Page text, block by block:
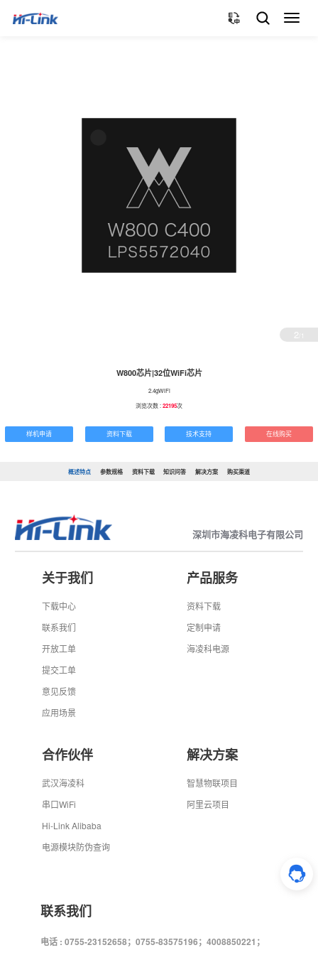
切
2 /1
W800芯片|32位WiFi芯片
2.4gWiFi
浏览次数 :22195次
样机申请 资料下载 技术支持 在线购买
概述特点 参数规格 资料下载 知识问答 解决方案 购买渠道
深圳市海凌科电子有限公司
关于我们
下载中心
联系我们
开放工单
提交工单
意见反馈
应用场景
产品服务
资料下载
定制申请
海凌科电源
合作伙伴
武汉海凌科
串口WiFi
Hi-Link Alibaba
电源模块防伪查询
解决方案
智慧物联项目
阿里云项目
联系我们
电话 : 0755-23152658；0755-83575196；4008850221；